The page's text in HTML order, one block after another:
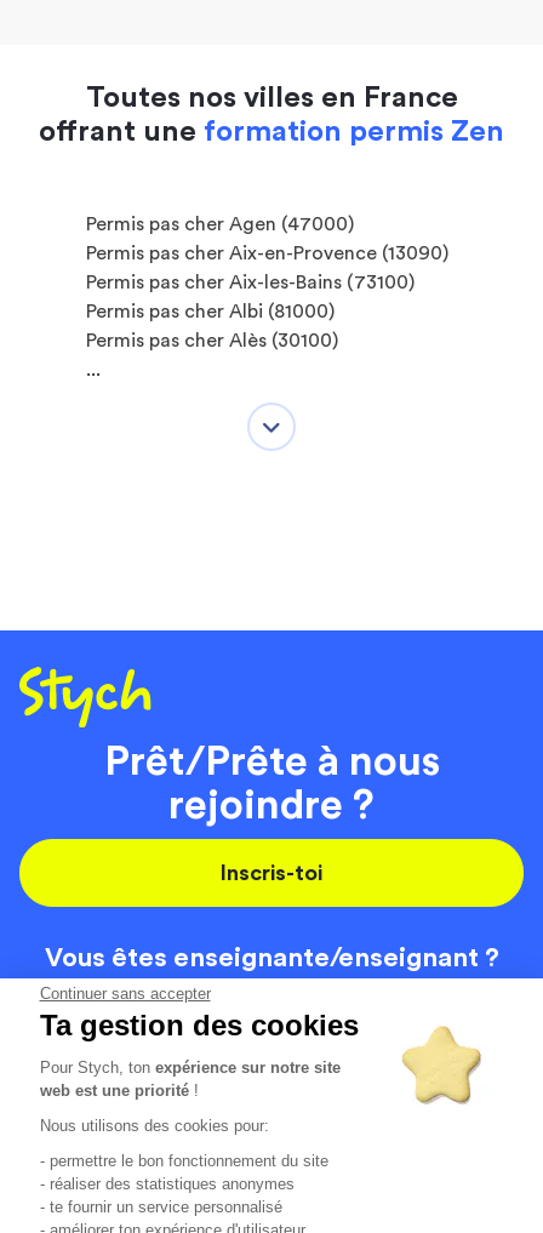
Continuer sans accepter
Ta gestion des cookies
Pour Stych, tonexpérience sur notre site
web est une priorité !
Nous utilisons des cookies pour:
- permettre le bon fonctionnement du site
- réaliser des statistiques anonymes
- te fournir un service personnalisé
- améliorer ton expérience d'utilisateur
Toutes nos villes en France
offrant une formation permis Zen
Permis pas cher Agen (47000)
Permis pas cher Aix-en-Provence (13090)
Permis pas cher Aix-les-Bains (73100)
Permis pas cher Albi (81000)
Permis pas cher Alès (30100)
...
Prêt/Prête à nous
rejoindre ?
Inscris-toi
Vous êtes enseignante/enseignant ?
On recrute
Code de la route
Localisation
Contact